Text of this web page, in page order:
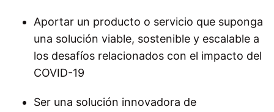
Aportar un producto o servicio que suponga
una solución viable, sostenible y escalable a
los desafíos relacionados con el impacto del
COVID-19
Ser una solución innovadora de